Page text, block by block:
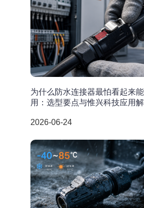
为什么防水连接器最怕看起来
用：选型要点与惟兴科技应用
2026-06-24